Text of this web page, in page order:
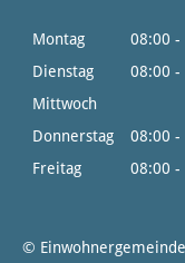
Montag
08:00 -
Dienstag
08:00 -
Mittwoch
Donnerstag
08:00 -
Freitag
08:00 -
©